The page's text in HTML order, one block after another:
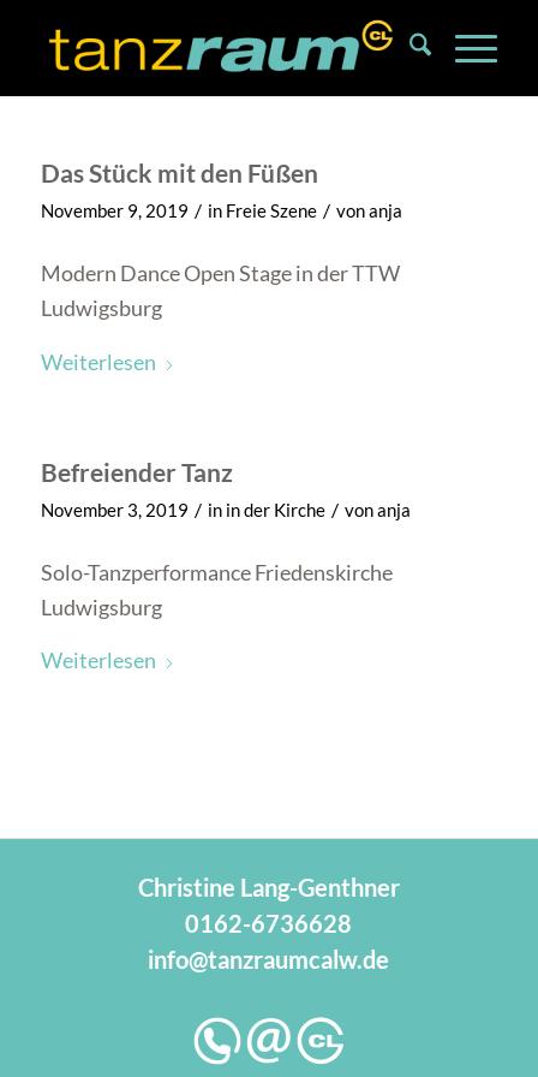
Das Stück mit den Füßen
November 9, 2019 / in Freie Szene / vonanja
Modern Dance Open Stage in der TTW
Ludwigsburg
Weiterlesen
Befreiender Tanz
November 3, 2019 / in in der Kirche / vonanja
Solo-Tanzperformance Friedenskirche
Ludwigsburg
Weiterlesen
Christine Lang-Genthner
0162-6736628
info@tanzraumcalw.de